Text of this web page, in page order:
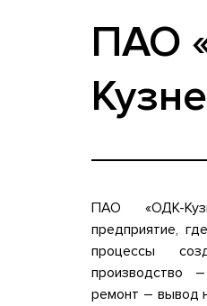
ПАО
ПАО «ОДК-
предприятие,
процессы
производство
ремонт – вывод